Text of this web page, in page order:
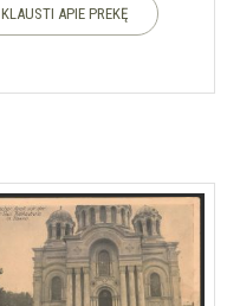
KLAUSTI APIE PREKĘ